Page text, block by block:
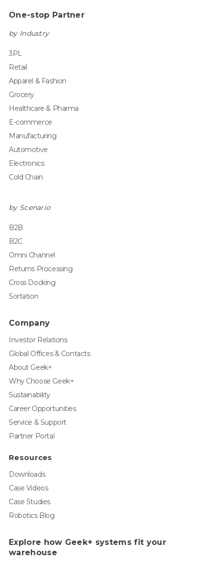
One-stop Partner
by Industry
3PL
Retail
Apparel & Fashion
Grocery
Healthcare & Pharma
E-commerce
Manufacturing
Automotive
Electronics
Cold Chain
by Scenario
B2B
B2C
Omni Channel
Returns Processing
Cross Docking
Sortation
Company
Investor Relations
Global Offices & Contacts
About Geek+
Why Choose Geek+
Sustainability
Career Opportunities
Service & Support
Partner Portal
Resources
Downloads
Case Videos
Case Studies
Robotics Blog
Explore how Geek+ systems fit your
warehouse